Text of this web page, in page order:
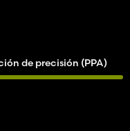
de precisión (PPA)